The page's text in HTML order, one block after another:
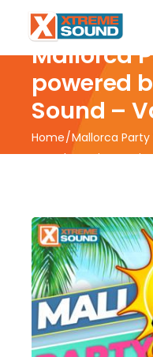
Mallorca
powered
Sound –
Home Mallorca
Sound – Various